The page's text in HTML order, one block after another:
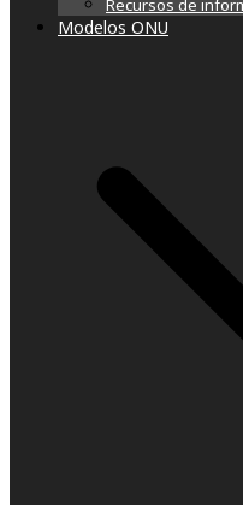
Recursos de
Modelos ONU